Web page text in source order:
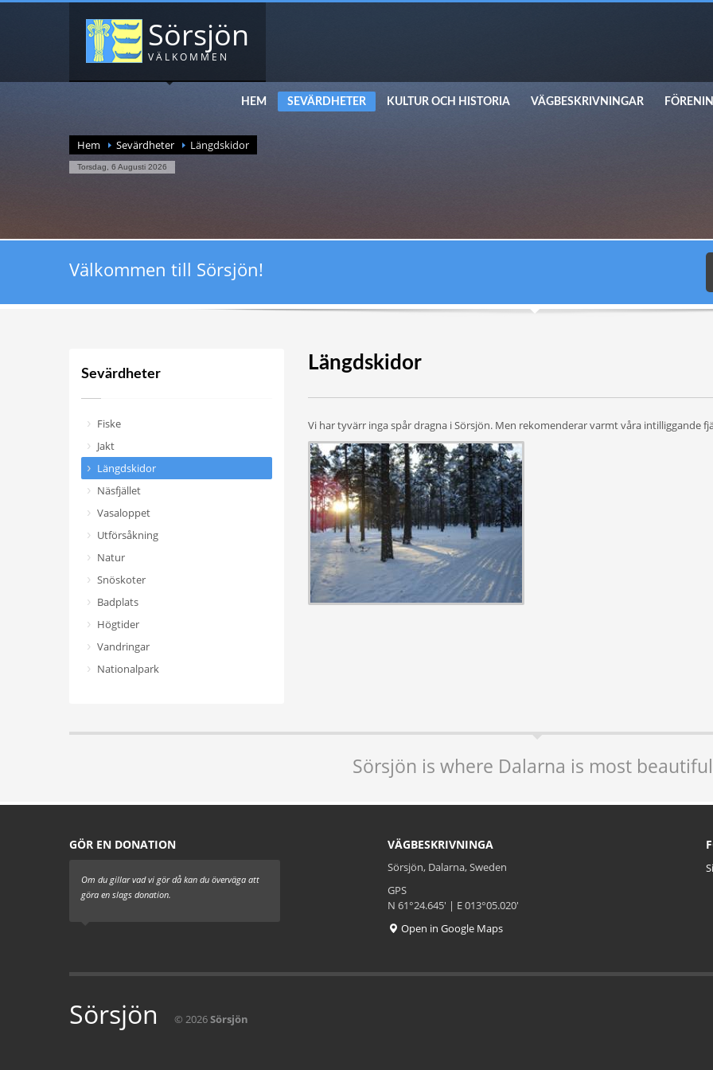
Sörsjön
VÄLKOMMEN
HEM SEVÄRDHETER KULTUR OCH HISTORIA VÄGBESKRIVNINGAR
Hem Sevärdheter Längdskidor
Torsdag, 6 Augusti 2026
Välkommen till Sörsjön!
Sevärdheter
Fiske
Jakt
Längdskidor
Näsfjället
Vasaloppet
Utförsåkning
Natur
Snöskoter
Badplats
Högtider
Vandringar
Nationalpark
Längdskidor
Vi har tyvärr inga spår dragna i Sörsjön. Men rekomenderar varmt våra intilliggande
Sörsjön is where Dalarna is most
GÖR EN DONATION
Om du gillar vad vi gör då kan du överväga att
göra en slags donation.
VÄGBESKRIVNINGA
Sörsjön, Dalarna, Sweden
GPS
N 61°24.645' | E 013°05.020'
Open in Google Maps
Sörsjön © 2026Sörsjön